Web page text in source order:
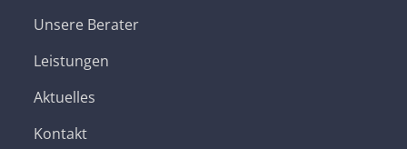
Unsere Berater
Leistungen
Aktuelles
Kontakt